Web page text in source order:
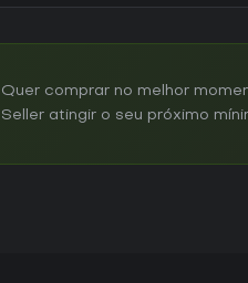
Quer comprar no melhor
Seller atingir o seu próximo